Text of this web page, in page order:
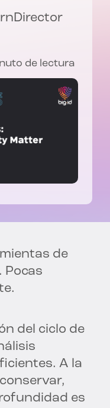
Director
de lectura
de
Pocas
del ciclo de
A la
es